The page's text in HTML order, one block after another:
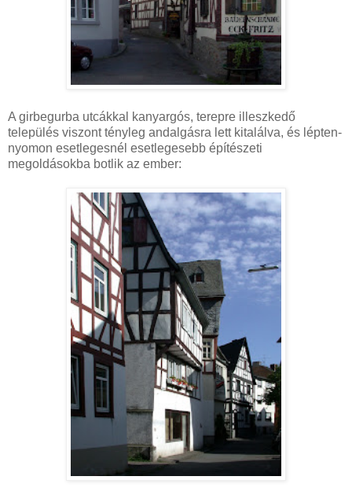
A girbegurba utcákkal kanyargós, terepre illeszkedő
település viszont tényleg andalgásra lett kitalálva, és lépten-
nyomon esetlegesnél esetlegesebb építészeti
megoldásokba botlik az ember: